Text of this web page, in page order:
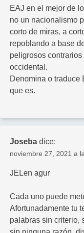
EAJ en el mejor de
no un nacionalismo
corto de miras, a
repoblando a base
peligrosos
occidental.
Denomina o traduce
que es.
Joseba dice:
noviembre 27, 2021 a
JELen agur
Cada uno puede
Afortunadamente tu
palabras sin criterio,